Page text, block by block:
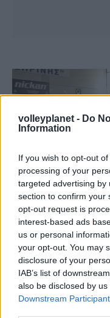
volleyplanet - Do
Information
If you wish to opt-out
processing of your
targeted advertising by
section to confirm your
opt-out request is
interest-based ads
us or personal
your opt-out. You may
disclosure of your
IAB’s list of
also be disclosed by
Downstream
A2 11/09/2016
Αγιασμός και
Μέσα σε πανηγυρικό
καθιερωμένος